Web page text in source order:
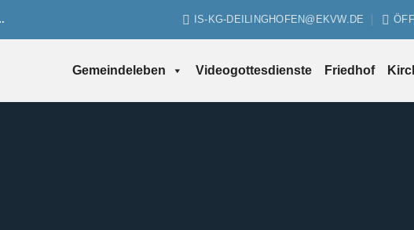
IS-KG-DEILINGHOFEN@EKVW.DE
Gemeindeleben Videogottesdienste Friedhof